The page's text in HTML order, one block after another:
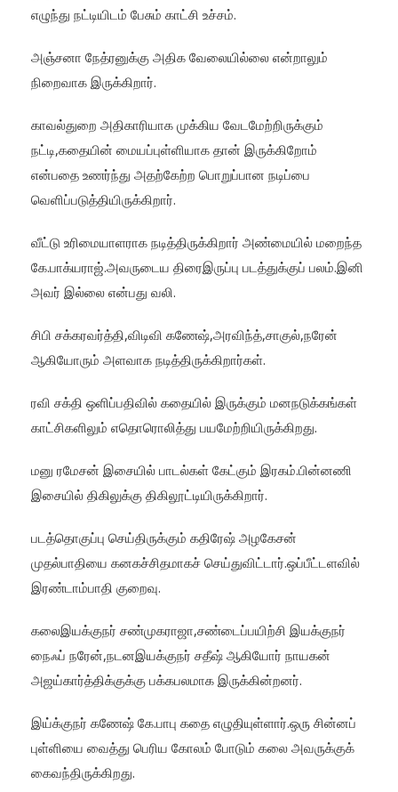
எழுந்து நட்டியிடம் பேசும் காட்சி உச்சம்.
அஞ்சனா நேத்ரனுக்கு அதிக வேலையில்லை என்றாலும்
நிறைவாக இருக்கிறார்.
காவல்துறை அதிகாரியாக முக்கிய வேடமேற்றிருக்கும்
நட்டி,கதையின் மையப்புள்ளியாக தான் இருக்கிறோம்
என்பதை உணர்ந்து அதற்கேற்ற பொறுப்பான நடிப்பை
வெளிப்படுத்தியிருக்கிறார்.
வீட்டு உரிமையாளராக நடித்திருக்கிறார் அண்மையில் மறைந்த
கே.பாக்யராஜ்.அவருடைய திரைஇருப்பு படத்துக்குப் பலம்.இனி
அவர் இல்லை என்பது வலி.
சிபி சக்கரவர்த்தி,விடிவி கணேஷ்,அரவிந்த்,சாகுல்,நரேன்
ஆகியோரும் அளவாக நடித்திருக்கிறார்கள்.
ரவி சக்தி ஒளிப்பதிவில் கதையில் இருக்கும் மனநடுக்கங்கள்
காட்சிகளிலும் எதொரொலித்து பயமேற்றியிருக்கிறது.
மனு ரமேசன் இசையில் பாடல்கள் கேட்கும் இரகம்.பின்னணி
இசையில் திகிலுக்கு திகிலூட்டியிருக்கிறார்.
படத்தொகுப்பு செய்திருக்கும் கதிரேஷ் அழகேசன்
முதல்பாதியை கனகச்சிதமாகச் செய்துவிட்டார்.ஒப்பீட்டளவில்
இரண்டாம்பாதி குறைவு.
கலைஇயக்குநர் சண்முகராஜா,சண்டைப்பயிற்சி இயக்குநர்
நைஃப் நரேன்,நடனஇயக்குநர் சதீஷ் ஆகியோர் நாயகன்
அஜய்கார்த்திக்குக்கு பக்கபலமாக இருக்கின்றனர்.
இய்க்குநர் கணேஷ் கே.பாபு கதை எழுதியுள்ளார்.ஒரு சின்னப்
புள்ளியை வைத்து பெரிய கோலம் போடும் கலை அவருக்குக்
கைவந்திருக்கிறது.